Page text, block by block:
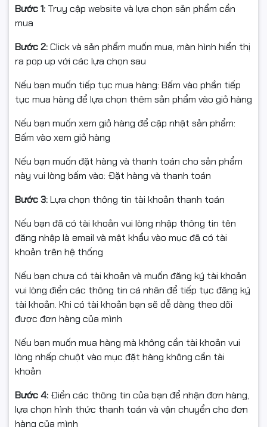
Bàn phím & Touchpad
Bàn phím
được bố trí khoa học, khoảng cách phím hợp
lý cho trải nghiệm gõ chính xác và êm tay.
phímhỗ trợ làm việc tốt trong điều kiện thiếu sáng.
mượt mà và chính xác.
Hiệu năng mạnh mẽ với Intel
Core 5 120U thế hệ mới
Dell Inspiron5440 N4I5211W1được trang bịIntel Core 5
120U, dòng chip thế hệ mới tối ưu cho hiệu năng và tiết
lên đến5.0GHz , máy xử lý mượt mà các tác vụ văn
phòng, học tập, làm việc đa nhiệm và chỉnh sửa hình
ảnh cơ bản.
Đi kèm là16GB RAM DDR5 5200MHz, cho khả năng phản
hồi nhanh, mở nhiều ứng dụng cùng lúc mà vẫn ổn định.
Bước 1: Truy cập website và lựa chọn sản phẩm cần
mua
Bước 2:Click và sản phẩm muốn mua, màn hình hiển thị
ra pop up với các lựa chọn sau
Nếu bạn muốn tiếp tục mua hàng: Bấm vào phần tiếp
tục mua hàng để lựa chọn thêm sản phẩm vào giỏ hàng
Nếu bạn muốn xem giỏ hàng để cập nhật sản phẩm:
Bấm vào xem giỏ hàng
Nếu bạn muốn đặt hàng và thanh toán cho sản phẩm
này vui lòng bấm vào: Đặt hàng và thanh toán
Bước 3:Lựa chọn thông tin tài khoản thanh toán
Nếu bạn đã có tài khoản vui lòng nhập thông tin tên
đăng nhập là email và mật khẩu vào mục đã có tài
khoản trên hệ thống
Nếu bạn chưa có tài khoản và muốn đăng ký tài khoản
vui lòng điền các thông tin cá nhân để tiếp tục đăng ký
tài khoản. Khi có tài khoản bạn sẽ dễ dàng theo dõi
được đơn hàng của mình
Nếu bạn muốn mua hàng mà không cần tài khoản vui
lòng nhấp chuột vào mục đặt hàng không cần tài
khoản
Bước 4: Điền các thông tin của bạn để nhận đơn hàng,
lựa chọn hình thức thanh toán và vận chuyển cho đơn
hàng của mình